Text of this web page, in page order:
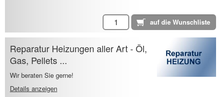
Reparatur Heizungen aller Art - Öl,
Gas, Pellets ...
Wir beraten Sie gerne!
Details anzeigen